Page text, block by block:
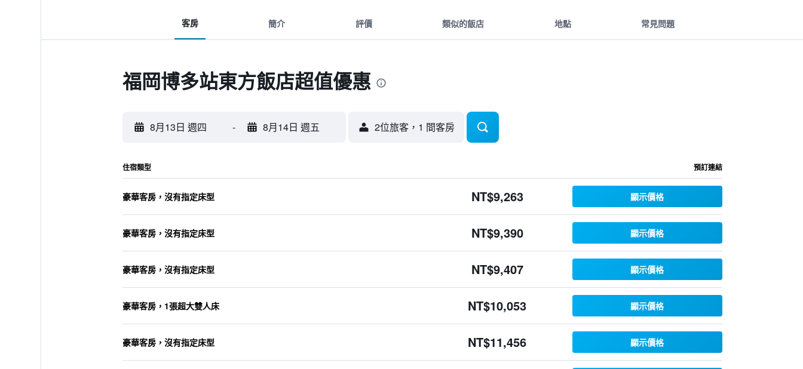
客房 簡介 評價 類似的飯店 地點 常見問題
福岡博多站東方飯店超值優惠
8月13日 週四 - 8月14日 週五 2位旅客，1 間客房
住宿類型 預訂連結
豪華客房，沒有指定床型 NT$9,263 顯示價格
豪華客房，沒有指定床型 NT$9,390 顯示價格
豪華客房，沒有指定床型 NT$9,407 顯示價格
豪華客房，1張超大雙人床 NT$10,053 顯示價格
豪華客房，沒有指定床型 NT$11,456 顯示價格